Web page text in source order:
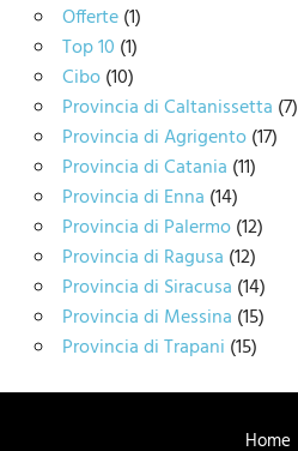
Offerte(1)
Top 10 (1)
Cibo(10)
Provincia di Caltanissetta (7)
Provincia di Agrigento(17)
Provincia di Catania (11)
Provincia di Enna (14)
Provincia di Palermo(12)
Provincia di Ragusa (12)
Provincia di Siracusa (14)
Provincia di Messina (15)
Provincia di Trapani (15)
Home